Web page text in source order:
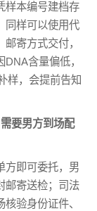
样本编号建档存
同样可以使用代
寄方式交付，
含量偏低，
样，会提前告知
要男方到场配
方即可委托，男
邮寄送检；司法
验身份证件、